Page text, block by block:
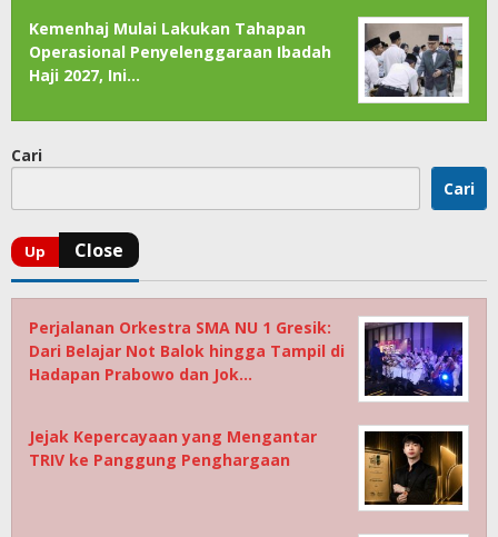
Kemenhaj Mulai Lakukan Tahapan
Operasional Penyelenggaraan Ibadah
Haji 2027, Ini…
Cari
Cari
Perjalanan Orkestra SMA NU 1 Gresik:
Dari Belajar Not Balok hingga Tampil di
Hadapan Prabowo dan Jok…
Jejak Kepercayaan yang Mengantar
TRIV ke Panggung Penghargaan